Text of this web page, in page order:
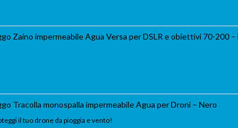
Zaino impermeabile Agua Versa per DSLR e obiettivi 70-200 –
Tracolla monospalla impermeabile Agua per Droni – Nero
il tuo drone da pioggia e vento!